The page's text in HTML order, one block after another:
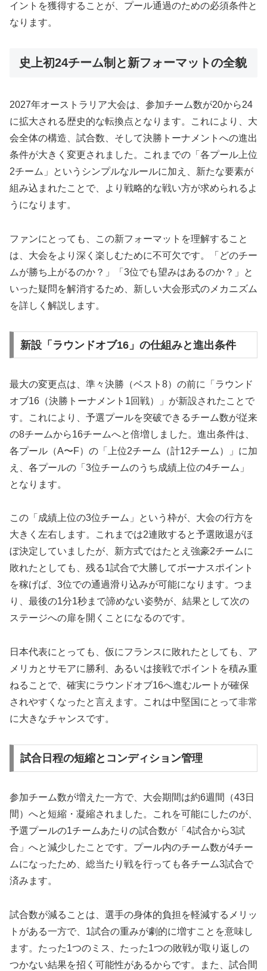
イントを獲得することが、プール通過のための必須条件と
なります。
史上初24チーム制と新フォーマットの全貌
2027年オーストラリア大会は、参加チーム数が20から24
に拡大される歴史的な転換点となります。これにより、大
会全体の構造、試合数、そして決勝トーナメントへの進出
条件が大きく変更されました。これまでの「各プール上位
2チーム」というシンプルなルールに加え、新たな要素が
組み込まれたことで、より戦略的な戦い方が求められるよ
うになります。
ファンにとっても、この新フォーマットを理解すること
は、大会をより深く楽しむために不可欠です。「どのチー
ムが勝ち上がるのか？」「3位でも望みはあるのか？」と
いった疑問を解消するため、新しい大会形式のメカニズム
を詳しく解説します。
新設「ラウンドオブ16」の仕組みと進出条件
最大の変更点は、準々決勝（ベスト8）の前に「ラウンド
オブ16（決勝トーナメント1回戦）」が新設されたことで
す。これにより、予選プールを突破できるチーム数が従来
の8チームから16チームへと倍増しました。進出条件は、
各プール（A〜F）の「上位2チーム（計12チーム）」に加
え、各プールの「3位チームのうち成績上位の4チーム」
となります。
この「成績上位の3位チーム」という枠が、大会の行方を
大きく左右します。これまでは2連敗すると予選敗退がほ
ぼ決定していましたが、新方式ではたとえ強豪2チームに
敗れたとしても、残る1試合で大勝してボーナスポイント
を稼げば、3位での通過滑り込みが可能になります。つま
り、最後の1分1秒まで諦めない姿勢が、結果として次の
ステージへの扉を開くことになるのです。
日本代表にとっても、仮にフランスに敗れたとしても、ア
メリカとサモアに勝利、あるいは接戦でポイントを積み重
ねることで、確実にラウンドオブ16へ進むルートが確保
されやすくなったと言えます。これは中堅国にとって非常
に大きなチャンスです。
試合日程の短縮とコンディション管理
参加チーム数が増えた一方で、大会期間は約6週間（43日
間）へと短縮・凝縮されました。これを可能にしたのが、
予選プールの1チームあたりの試合数が「4試合から3試
合」へと減少したことです。プール内のチーム数が4チー
ムになったため、総当たり戦を行っても各チーム3試合で
済みます。
試合数が減ることは、選手の身体的負担を軽減するメリッ
トがある一方で、1試合の重みが劇的に増すことを意味し
ます。たった1つのミス、たった1つの敗戦が取り返しの
つかない結果を招く可能性があるからです。また、試合間